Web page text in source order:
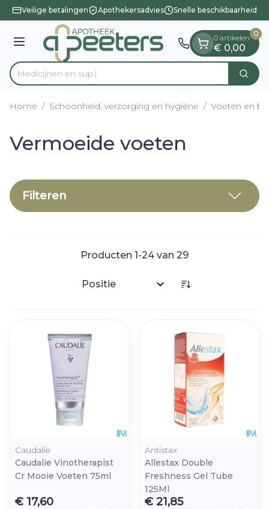
Ga naar de inhoud
1 van 1
Veilige betalingen Apothekersadvies Snelle beschikbaarheid
Menu
Product, merk, categorie...
Me Zoek
0 artikelen
€ 0,00
0
Home / Schoonheid, verzorging en hygiëne / Voeten en
Vermoeide voeten
Filteren
Producten 1-24 van 29
Sorteer op:
Caudalie
Caudalie Vinotherapist
Cr Mooie Voeten 75ml
€ 17,60
Antistax
Allestax Double
Freshness Gel Tube
125Ml
€ 21,85